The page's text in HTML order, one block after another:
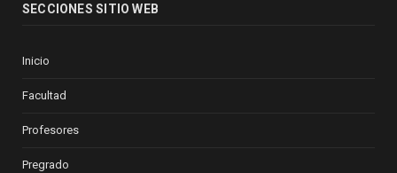
SECCIONES SITIO WEB
Inicio
Facultad
Profesores
Pregrado